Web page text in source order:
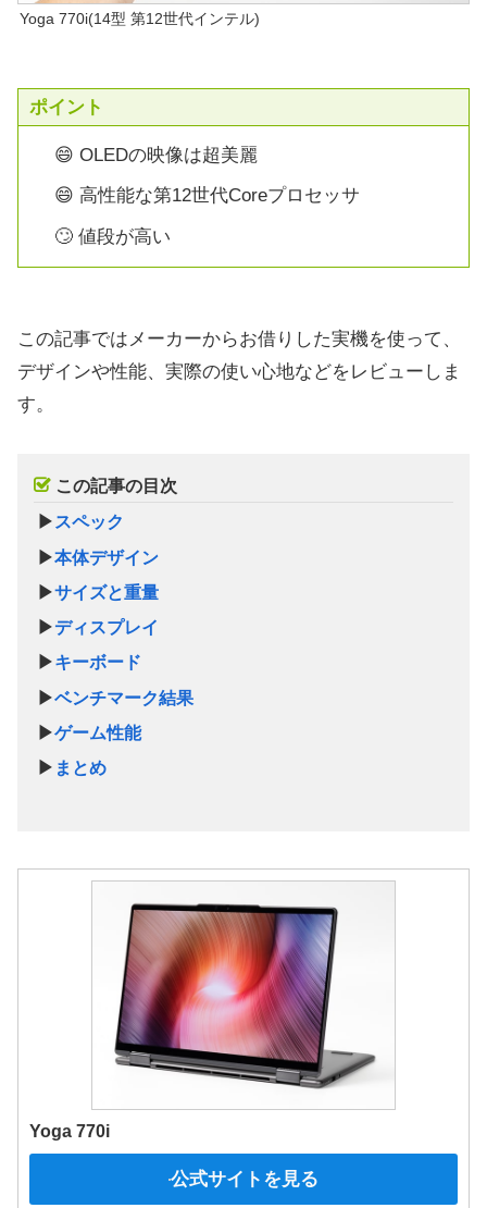
Yoga 770i(14型 第12世代インテル)
ポイント
😄 OLEDの映像は超美麗
😄 高性能な第12世代Coreプロセッサ
🙄 値段が高い
この記事ではメーカーからお借りした実機を使って、
デザインや性能、実際の使い心地などをレビューしま
す。
この記事の目次
▶ スペック
▶本体デザイン
▶サイズと重量
▶ディスプレイ
▶キーボード
▶ベンチマーク結果
▶ゲーム性能
▶ まとめ
Yoga 770i
公式サイトを見る